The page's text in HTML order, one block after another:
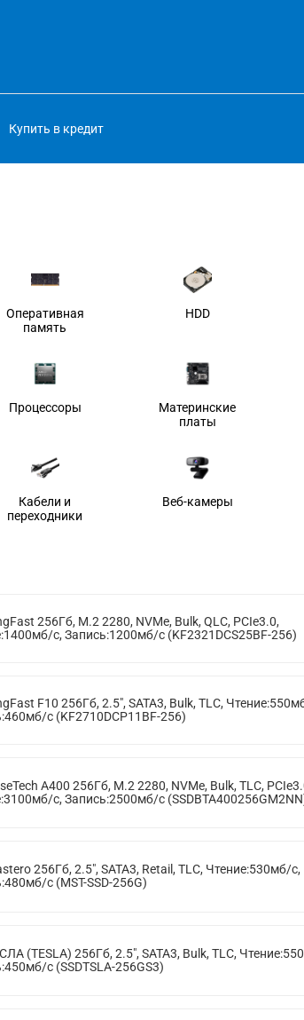
Купить в кредит
Оперативная
память
HDD
Процессоры
Материнские
платы
Кабели и
переходники
Веб-камеры
256Гб, M.2 2280, NVMe, Bulk, QLC, PCIe3.0,
с, Запись:1200мб/с (KF2321DCS25BF-256)
F10 256Гб, 2.5", SATA3, Bulk, TLC,
с (KF2710DCP11BF-256)
A400 256Гб, M.2 2280, NVMe, Bulk, TLC,
с, Запись:2500мб/с
256Гб, 2.5", SATA3, Retail, TLC, Чтение:530мб/с,
с (MST-SSD-256G)
(TESLA) 256Гб, 2.5", SATA3, Bulk, TLC,
с (SSDTSLA-256GS3)